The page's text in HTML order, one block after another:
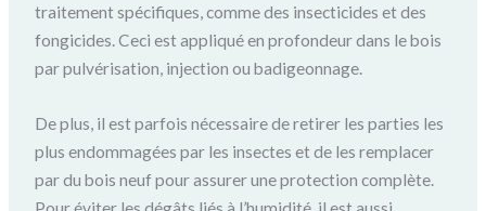
traitement spécifiques, comme des insecticides et des
fongicides. Ceci est appliqué en profondeur dans le bois
par pulvérisation, injection ou badigeonnage.
De plus, il est parfois nécessaire de retirer les parties les
plus endommagées par les insectes et de les remplacer
par du bois neuf pour assurer une protection complète.